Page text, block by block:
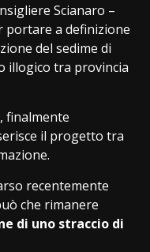
Scianaro –
portare a definizione
del sedime di
illogico tra provincia
finalmente
il progetto tra
recentemente
che rimanere
di uno straccio di